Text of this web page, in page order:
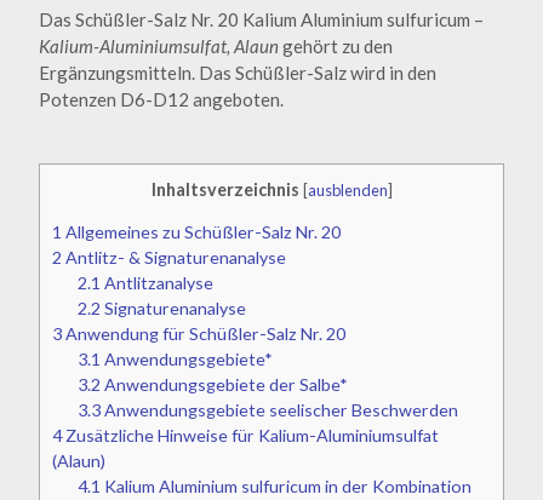
Das Schüßler-Salz Nr. 20 Kalium Aluminium sulfuricum –
Kalium-Aluminiumsulfat, Alaungehört zu den
Ergänzungsmitteln. Das Schüßler-Salz wird in den
Potenzen D6-D12 angeboten.
Inhaltsverzeichnis [ausblenden]
1 Allgemeines zu Schüßler-Salz Nr. 20
2 Antlitz- & Signaturenanalyse
2.1 Antlitzanalyse
2.2 Signaturenanalyse
3Anwendung für Schüßler-Salz Nr. 20
3.1 Anwendungsgebiete*
3.2 Anwendungsgebiete der Salbe*
3.3Anwendungsgebiete seelischer Beschwerden
4Zusätzliche Hinweise für Kalium-Aluminiumsulfat
(Alaun)
4.1 Kalium Aluminium sulfuricum in der Kombination